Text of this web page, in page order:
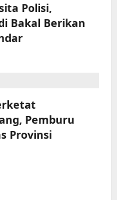
Polisi,
Bakal Berikan
Pemburu
Provinsi